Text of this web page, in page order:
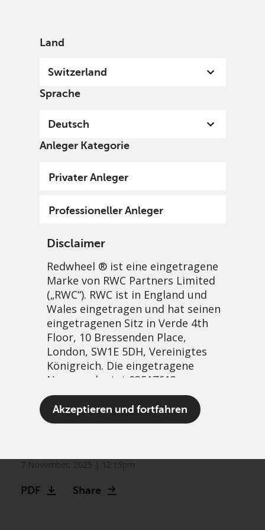
Land
Switzerland
Sprache
Deutsch
Anleger Kategorie
Privater Anleger
Professioneller Anleger
Disclaimer
Redwheel ® ist eine eingetragene
Marke von RWC Partners Limited
(„RWC“). RWC ist in England und
Wales eingetragen und hat seinen
eingetragenen Sitz in Verde 4th
Floor, 10 Bressenden Place,
London, SW1E 5DH, Vereinigtes
Königreich. Die eingetragene
Nummer lautet 03517613.
Der Begriff „Redwheel“ kann ein
oder mehrere Unternehmen der
Authority und, im Fall von RWC
Akzeptieren und fortfahren
Navigating market
currents: Utilities are more
PDF Share